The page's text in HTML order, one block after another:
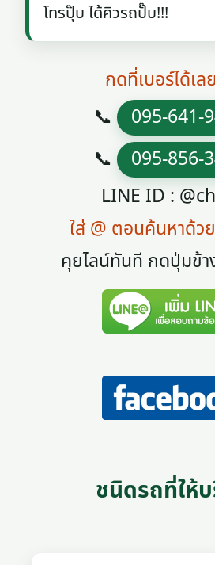
โทรปุ๊บ ได้คิวรถปั๊บ!!!
กดที่เบอร์ได้เล
📞 095-641-
📞 095-856-
LINE ID :
ใส่ @ ตอนค้นหาด้ว
คุยไลน์ทันที กดปุ่มข้า
ชนิดรถที่ให้